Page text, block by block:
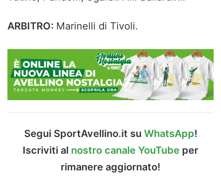
ARBITRO: Marinelli di Tivoli.
Segui SportAvellino.it su WhatsApp!
Iscriviti al nostro canale YouTube per
rimanere aggiornato!